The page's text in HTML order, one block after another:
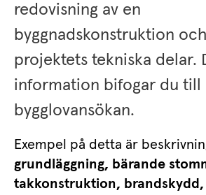
redovisning av en
byggnadskonstruktion
projektets tekniska delar.
information bifogar du till
bygglovansökan.
grundläggning, bärande
takkonstruktion,